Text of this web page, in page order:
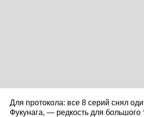
Для протокола: все 8 серий снял
Фукунага, — редкость для большого